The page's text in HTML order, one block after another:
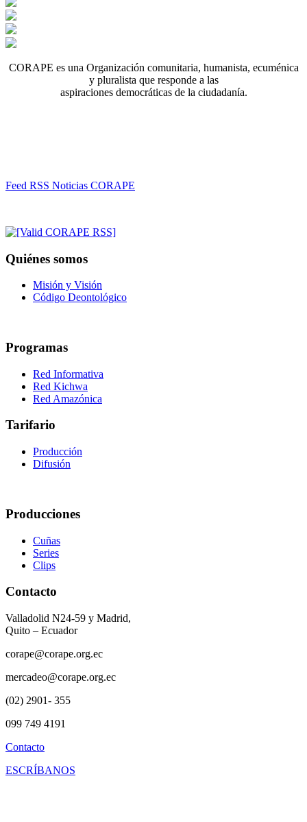
CORAPE es una Organización comunitaria, humanista, ecuménica
y pluralista que responde a las
aspiraciones democráticas de la ciudadanía.
Feed RSS Noticias CORAPE
Quiénes somos
Misión y Visión
Código Deontológico
Programas
Red Informativa
Red Kichwa
Red Amazónica
Tarifario
Producción
Difusión
Producciones
Cuñas
Series
Clips
Contacto
Valladolid N24-59 y Madrid,
Quito – Ecuador
corape@corape.org.ec
mercadeo@corape.org.ec
(02) 2901- 355
099 749 4191
Contacto
ESCRÍBANOS